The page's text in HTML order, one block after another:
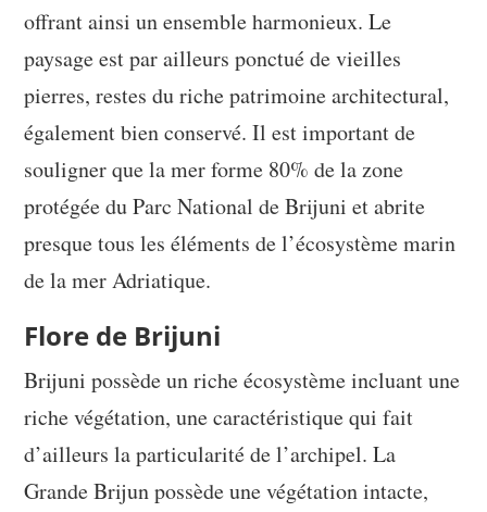
offrant ainsi un ensemble harmonieux. Le
paysage est par ailleurs ponctué de vieilles
pierres, restes du riche patrimoine architectural,
également bien conservé. Il est important de
souligner que la mer forme 80% de la zone
protégée du Parc National de Brijuni et abrite
presque tous les éléments de l’écosystème marin
de la mer Adriatique.
Flore de Brijuni
Brijuni possède un riche écosystème incluant une
riche végétation, une caractéristique qui fait
d’ailleurs la particularité de l’archipel. La
Grande Brijun possède une végétation intacte,